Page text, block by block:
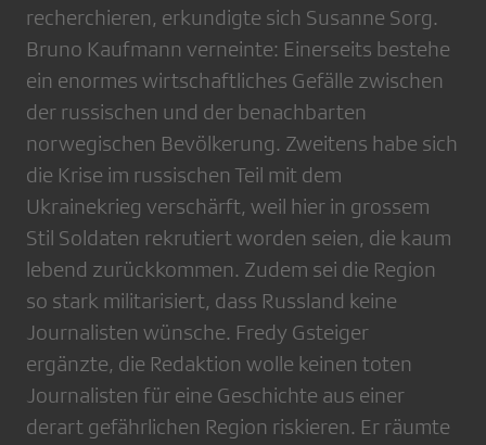
recherchieren, erkundigte sich Susanne Sorg.
Bruno Kaufmann verneinte: Einerseits bestehe
ein enormes wirtschaftliches Gefälle zwischen
der russischen und der benachbarten
norwegischen Bevölkerung. Zweitens habe sich
die Krise im russischen Teil mit dem
Ukrainekrieg verschärft, weil hier in grossem
Stil Soldaten rekrutiert worden seien, die kaum
lebend zurückkommen. Zudem sei die Region
so stark militarisiert, dass Russland keine
Journalisten wünsche. Fredy Gsteiger
ergänzte, die Redaktion wolle keinen toten
Journalisten für eine Geschichte aus einer
derart gefährlichen Region riskieren. Er räumte